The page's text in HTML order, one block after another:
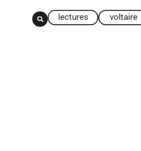
lectures voltaire